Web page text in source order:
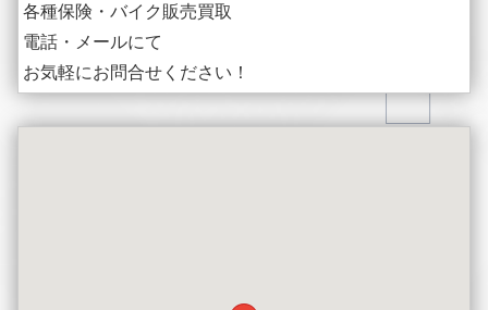
各種保険・バイク販売買取
電話・メールにて
お気軽にお問合せください！